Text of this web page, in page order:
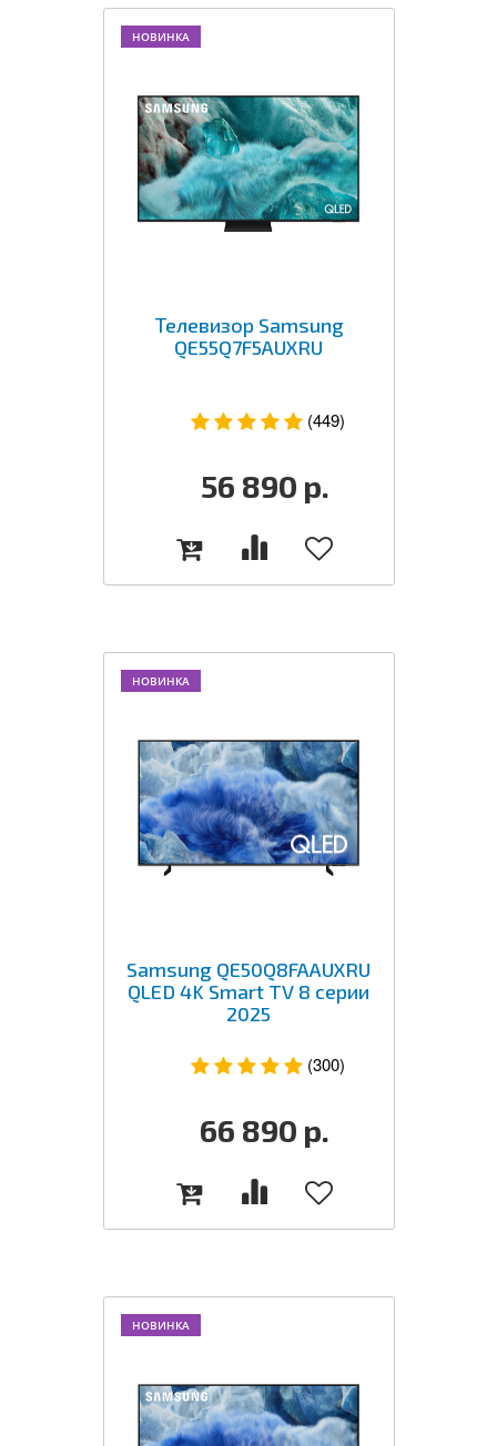
НОВИНКА
Телевизор Samsung
QE55Q7F5AUXRU
(449)
56 890 р.
НОВИНКА
Samsung QE50Q8FAAUXRU
QLED 4K Smart TV 8 серии
2025
(300)
66 890 р.
НОВИНКА